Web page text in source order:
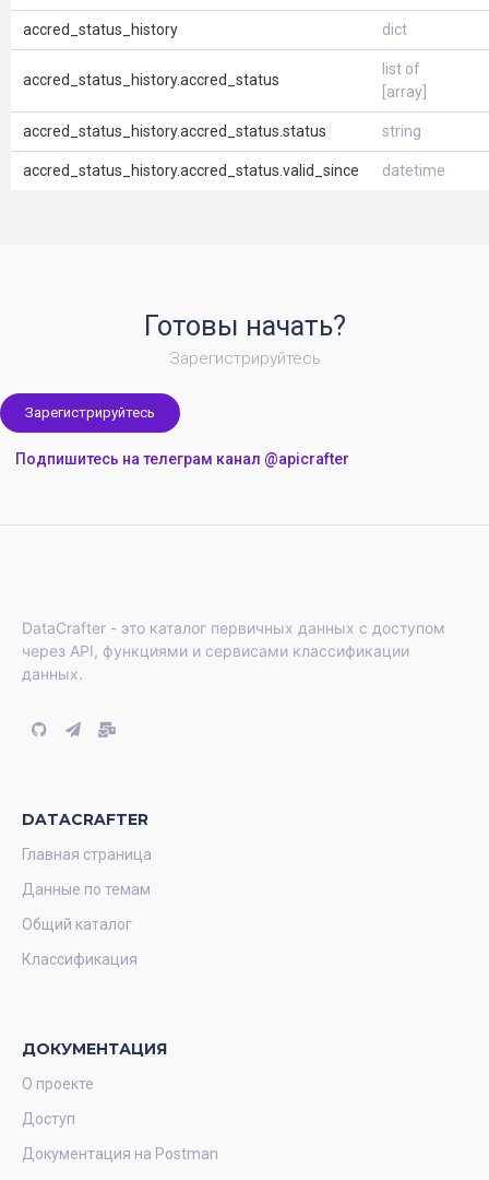
accred_status_history dict
accred_status_history.accred_status
list of
[array]
accred_status_history.accred_status.status string
accred_status_history.accred_status.valid_since datetime
Готовы начать?
Зарегистрируйтесь
Зарегистрируйтесь
Подпишитесь на телеграм канал @apicrafter
DataCrafter - это каталог первичных данных с доступом
через API, функциями и сервисами классификации
данных.
DATACRAFTER
Главная страница
Данные по темам
Общий каталог
Классификация
ДОКУМЕНТАЦИЯ
О проекте
Доступ
Документация на Postman